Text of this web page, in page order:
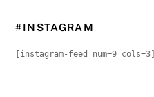
#INSTAGRAM
[instagram-feed num=9 cols=3]